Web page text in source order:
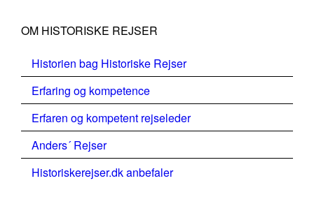
OM HISTORISKE REJSER
Historien bag Historiske Rejser
Erfaring og kompetence
Erfaren og kompetent rejseleder
Anders´ Rejser
Historiskerejser.dk anbefaler